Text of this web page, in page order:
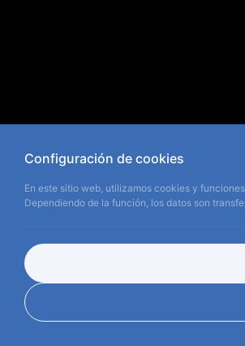
Configuración de cookies
En este sitio web, utilizamos cookies y
Dependiendo de la función, los datos son